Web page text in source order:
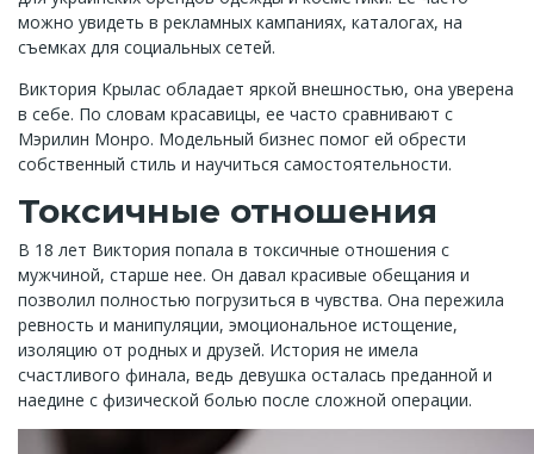
можно увидеть в рекламных кампаниях, каталогах, на
съемках для социальных сетей.
Виктория Крылас обладает яркой внешностью, она уверена
в себе. По словам красавицы, ее часто сравнивают с
Мэрилин Монро. Модельный бизнес помог ей обрести
собственный стиль и научиться самостоятельности.
Токсичные отношения
В 18 лет Виктория попала в токсичные отношения с
мужчиной, старше нее. Он давал красивые обещания и
позволил полностью погрузиться в чувства. Она пережила
ревность и манипуляции, эмоциональное истощение,
изоляцию от родных и друзей. История не имела
счастливого финала, ведь девушка осталась преданной и
наедине с физической болью после сложной операции.